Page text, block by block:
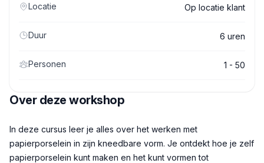
Locatie Op locatie klant
Duur 6 uren
Personen 1 - 50
Over deze workshop
Beschrijving
In deze cursus leer je alles over het werken met
papierporselein in zijn kneedbare vorm. Je ontdekt hoe je zelf
papierporselein kunt maken en het kunt vormen tot